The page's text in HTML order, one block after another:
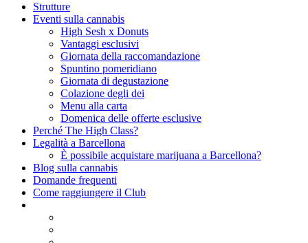
Strutture
Eventi sulla cannabis
High Sesh x Donuts
Vantaggi esclusivi
Giornata della raccomandazione
Spuntino pomeridiano
Giornata di degustazione
Colazione degli dei
Menu alla carta
Domenica delle offerte esclusive
Perché The High Class?
Legalità a Barcellona
È possibile acquistare marijuana a Barcellona?
Blog sulla cannabis
Domande frequenti
Come raggiungere il Club